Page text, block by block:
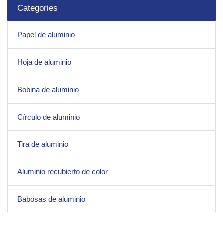
Categories
Papel de aluminio
Hoja de aluminio
Bobina de aluminio
Círculo de aluminio
Tira de aluminio
Aluminio recubierto de color
Babosas de aluminio